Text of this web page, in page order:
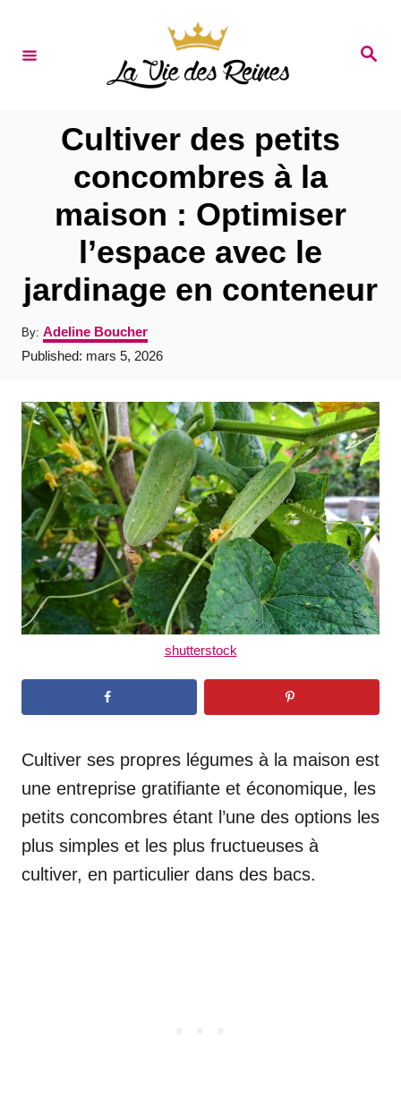
S
Cultiver des petits
concombres à la
maison : Optimiser
l’espace avec le
jardinage en conteneur
By: A
u
t
o
r
Adeline Boucher
P
t
e
d
o
n
Published: mars 5, 2026
shutterstock
Cultiver ses propres légumes à la maison est
une entreprise gratifiante et économique, les
petits concombres étant l’une des options les
plus simples et les plus fructueuses à
cultiver, en particulier dans des bacs.